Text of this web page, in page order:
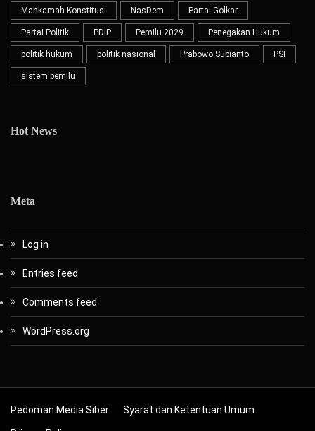
Mahkamah Konstitusi NasDem Partai Golkar
Partai Politik PDIP Pemilu 2029 Penegakan Hukum
politik hukum politik nasional Prabowo Subianto PSI
sistem pemilu
Hot News
Meta
Log in
Entries feed
Comments feed
WordPress.org
Pedoman Media Siber Syarat dan Ketentuan Umum